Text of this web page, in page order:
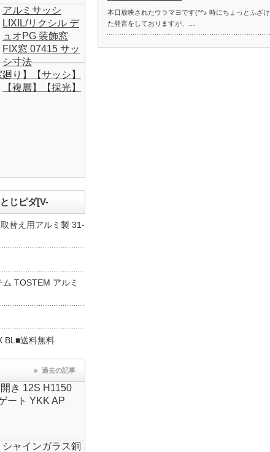
アルミサッシ
LIXIL/リクシル デ
ュオPG 装飾窓
FIX窓 07415 サッ
シ寸法
り】【サッシ】
【複層】【採光】
じピダ[V-
替え用アルミ製 31-
TOSTEM アルミ
BL■送料無料
過去の記事
き 12S H1150
ート YKK AP
シャインガラス銅
本日放映されたウラマヨです(^^♪ 時にちょっとふざけ
た発言をしておりますが、…